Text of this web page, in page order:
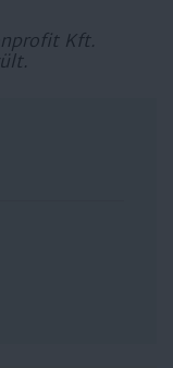
Kft.